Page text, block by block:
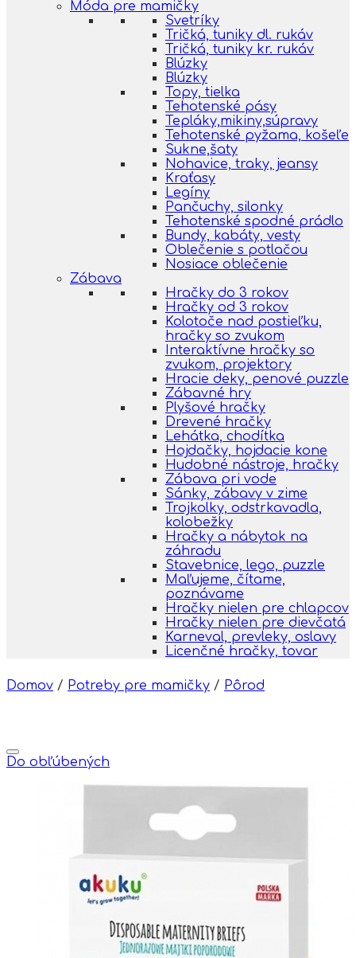
Móda pre mamičky
Svetríky
Tričká, tuniky dl. rukáv
Tričká, tuniky kr. rukáv
Blúzky
Blúzky
Topy, tielka
Tehotenské pásy
Tepláky,mikiny,súpravy
Tehotenské pyžama, košeľe
Sukne,šaty
Nohavice, traky, jeansy
Kraťasy
Legíny
Pančuchy, silonky
Tehotenské spodné prádlo
Bundy, kabáty, vesty
Oblečenie s potlačou
Nosiace oblečenie
Zábava
Hračky do 3 rokov
Hračky od 3 rokov
Kolotoče nad postieľku,
hračky so zvukom
Interaktívne hračky so
zvukom, projektory
Hracie deky, penové puzzle
Zábavné hry
Plyšové hračky
Drevené hračky
Lehátka, chodítka
Hojdačky, hojdacie kone
Hudobné nástroje, hračky
Zábava pri vode
Sánky, zábavy v zime
Trojkolky, odstrkavadla,
kolobežky
Hračky a nábytok na
záhradu
Stavebnice, lego, puzzle
Maľujeme, čítame,
poznávame
Hračky nielen pre chlapcov
Hračky nielen pre dievčatá
Karneval, prevleky, oslavy
Licenčné hračky, tovar
Domov / Potreby pre mamičky / Pôrod
Do obľúbených